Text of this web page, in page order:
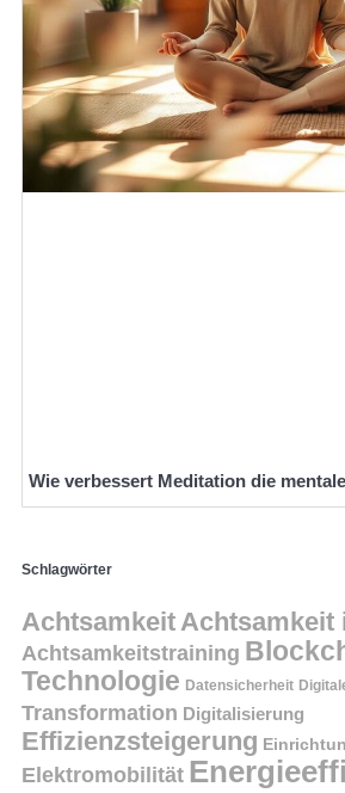
Wie verbessert Meditation die
Schlagwörter
AchtsamkeitAchtsamkeit
Achtsamkeitstraining
Technologie Datensicherheit
Transformation Digitalisierung
Effizienzsteigerung
Elektromobilität